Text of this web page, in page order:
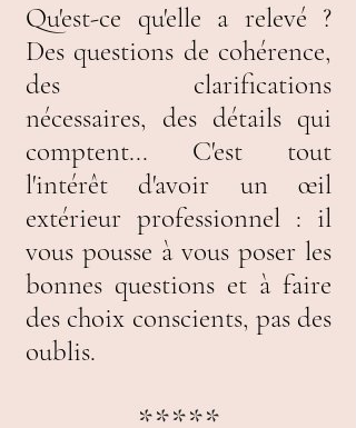
Qu'est-ce qu'elle a relevé ?
Des questions de cohérence,
des clarifications
nécessaires, des détails qui
comptent... C'est tout
l'intérêt d'avoir un œil
extérieur professionnel : il
vous pousse à vous poser les
bonnes questions et à faire
des choix conscients, pas des
oublis.